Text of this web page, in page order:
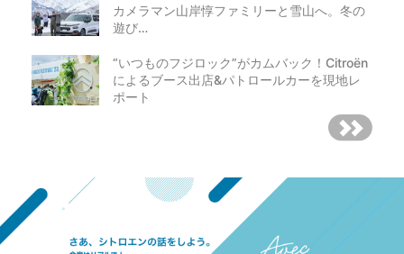
カメラマン山岸惇ファミリーと雪山へ。冬の
遊び…
“いつものフジロック”がカムバック！Citroën
によるブース出店&パトロールカーを現地レ
ポート